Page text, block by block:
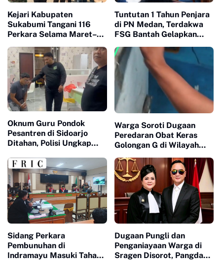
Kejari Kabupaten
Sukabumi Tangani 116
Perkara Selama Maret–
Barang Bukti Narkotika
dan Sajam
Tuntutan 1 Tahun Penjara
di PN Medan, Terdakwa
FSG Bantah Gelapkan
Itikad Baik Bayar Kredit"
Oknum Guru Pondok
Pesantren di Sidoarjo
Ditahan, Polisi Ungkap
Seksual terhadap
Santriwati di Bawah Umur
Warga Soroti Dugaan
Peredaran Obat Keras
Golongan G di Wilayah
Aparat Tingkatkan
Pengawasan
Sidang Perkara
Pembunuhan di
Indramayu Masuki Tahap
Dugaan Pungli dan
Penganiayaan Warga di
Sragen Disorot, Pangdam